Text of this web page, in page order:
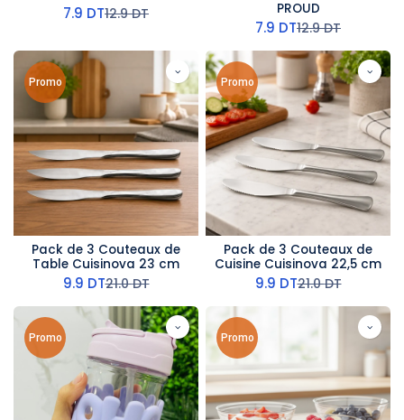
7.9 DT12.9DT
PROUD
7.9 DT12.9DT
Promo
Pack de 3 Couteaux de
Table Cuisinova 23 cm
9.9 DT21.0DT
Promo
Pack de 3 Couteaux de
Cuisine Cuisinova 22,5 cm
9.9 DT21.0DT
Promo Promo